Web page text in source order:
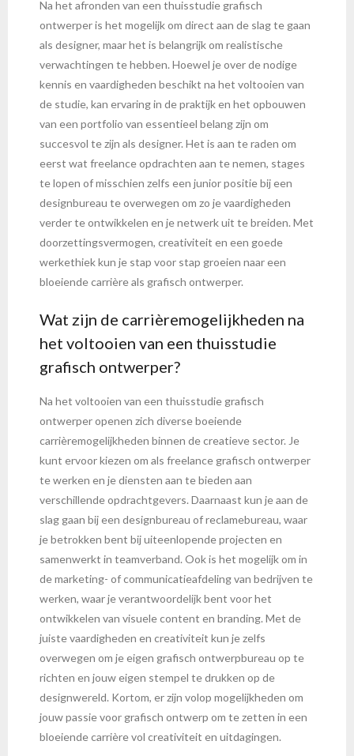
Na het afronden van een thuisstudie grafisch
ontwerper is het mogelijk om direct aan de slag te gaan
als designer, maar het is belangrijk om realistische
verwachtingen te hebben. Hoewel je over de nodige
kennis en vaardigheden beschikt na het voltooien van
de studie, kan ervaring in de praktijk en het opbouwen
van een portfolio van essentieel belang zijn om
succesvol te zijn als designer. Het is aan te raden om
eerst wat freelance opdrachten aan te nemen, stages
te lopen of misschien zelfs een junior positie bij een
designbureau te overwegen om zo je vaardigheden
verder te ontwikkelen en je netwerk uit te breiden. Met
doorzettingsvermogen, creativiteit en een goede
werkethiek kun je stap voor stap groeien naar een
bloeiende carrière als grafisch ontwerper.
Wat zijn de carrièremogelijkheden na
het voltooien van een thuisstudie
grafisch ontwerper?
Na het voltooien van een thuisstudie grafisch
ontwerper openen zich diverse boeiende
carrièremogelijkheden binnen de creatieve sector. Je
kunt ervoor kiezen om als freelance grafisch ontwerper
te werken en je diensten aan te bieden aan
verschillende opdrachtgevers. Daarnaast kun je aan de
slag gaan bij een designbureau of reclamebureau, waar
je betrokken bent bij uiteenlopende projecten en
samenwerkt in teamverband. Ook is het mogelijk om in
de marketing- of communicatieafdeling van bedrijven te
werken, waar je verantwoordelijk bent voor het
ontwikkelen van visuele content en branding. Met de
juiste vaardigheden en creativiteit kun je zelfs
overwegen om je eigen grafisch ontwerpbureau op te
richten en jouw eigen stempel te drukken op de
designwereld. Kortom, er zijn volop mogelijkheden om
jouw passie voor grafisch ontwerp om te zetten in een
bloeiende carrière vol creativiteit en uitdagingen.